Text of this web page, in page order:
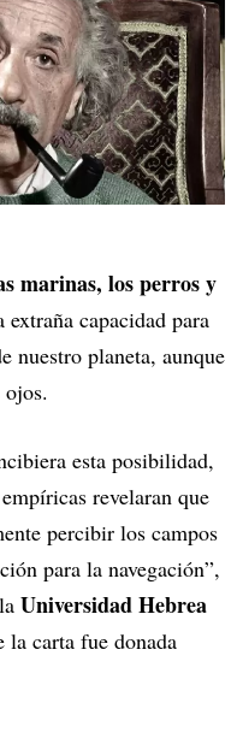
marinas, los perros y
capacidad para
nuestro planeta, aunque
ojos.
esta posibilidad,
revelaran que
percibir los campos
para la navegación”,
Universidad Hebrea
carta fue donada